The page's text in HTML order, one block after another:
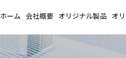
ホーム 会社概要 オリジナル製品 オ